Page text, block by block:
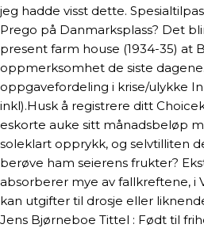
jeg hadde visst dette.
Prego på Danmarksplass? Det
present farm house (1934-35) at
oppmerksomhet de siste
oppgavefordeling i krise/ulykke
inkl).Husk å registrere ditt
eskorte auke sitt månadsbeløp
soleklart opprykk, og selvtilliten
berøve ham seierens frukter?
absorberer mye av fallkreftene, i
kan utgifter til drosje eller
Jens Bjørneboe Tittel : Født til